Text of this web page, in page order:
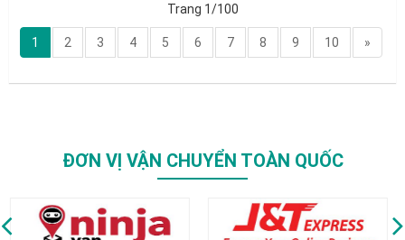
Trang 1/100
1 2 3 4 5 6 7 8 9 10 »
ĐƠN VỊ VẬN CHUYỂN TOÀN QUỐC